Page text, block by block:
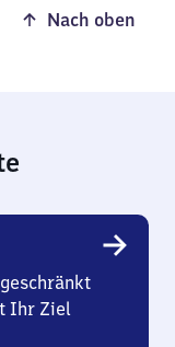
Nach oben
Ihr Ziel